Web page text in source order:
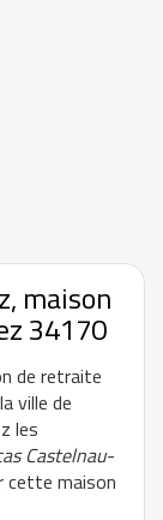
maison
34170
de retraite
ville de
les
Castelnau-
cette maison